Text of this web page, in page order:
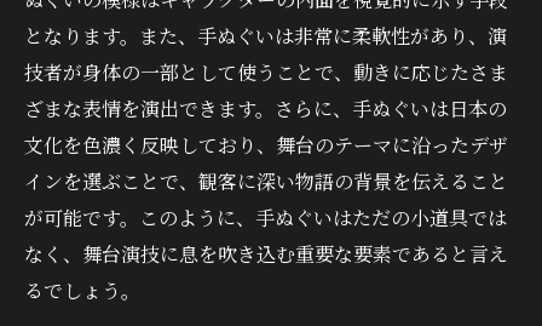
となります。また、手ぬぐいは非常に柔軟性があり、演
技者が身体の一部として使うことで、動きに応じたさま
ざまな表情を演出できます。さらに、手ぬぐいは日本の
文化を色濃く反映しており、舞台のテーマに沿ったデザ
インを選ぶことで、観客に深い物語の背景を伝えること
が可能です。このように、手ぬぐいはただの小道具では
なく、舞台演技に息を吹き込む重要な要素であると言え
るでしょう。